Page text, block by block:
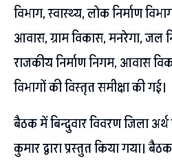
विभाग, स्वास्थ्य, लोक निर्माण
आवास, ग्राम विकास, मनरेगा, जल
राजकीय निर्माण निगम, आवास
विभागों की विस्तृत समीक्षा की गई।
बैठक में बिन्दुवार विवरण जिला
कुमार द्वारा प्रस्तुत किया गया।